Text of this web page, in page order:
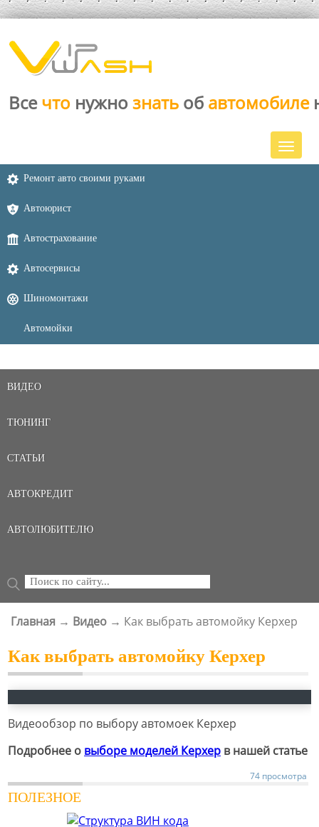
Все что нужно знать об автомобиле
Ремонт авто своими руками
Автоюрист
Автострахование
Автосервисы
Шиномонтажи
Автомойки
ВИДЕО
ТЮНИНГ
СТАТЬИ
АВТОКРЕДИТ
АВТОЛЮБИТЕЛЮ
ФОРМА ПОИСКА
Поиск
Главная → Видео → Как выбрать автомойку Керхер
Как выбрать автомойку Керхер
Видеообзор по выбору автомоек Керхер
Подробнее о выборе моделей Керхер в нашей статье
74 просмотра
ПОЛЕЗНОЕ